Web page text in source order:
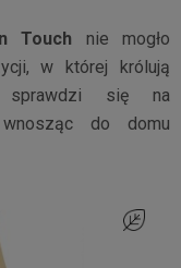
Touch nie mogło
w której królują
sprawdzi się na
do domu
Do